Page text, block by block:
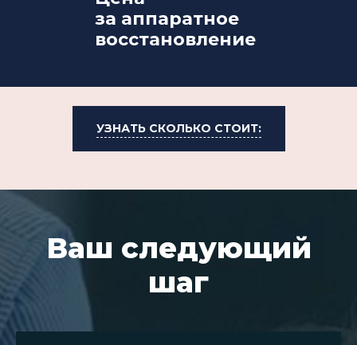
за аппаратное
восстановление
УЗНАТЬ СКОЛЬКО СТОИТ:
Ваш следующий
шаг